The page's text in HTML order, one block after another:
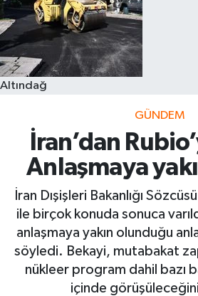
Altındağ
GÜNDEM
İran’dan
Anlaşmaya
İran Dışişleri Bakanlığı
ile birçok konuda sonuca
anlaşmaya yakın olunduğu
söyledi. Bekayi, mutabakat
nükleer program dahil bazı
içinde